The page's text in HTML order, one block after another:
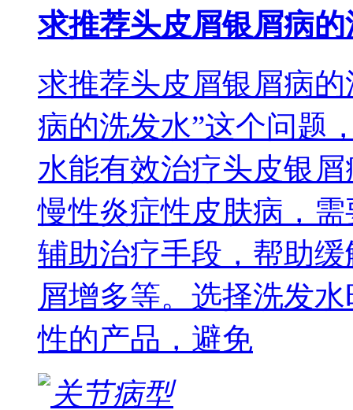
求推荐头皮屑银屑病
求推荐头皮屑银屑病
病的洗发水”这个问题
水能有效治疗头皮银
慢性炎症性皮肤病，
辅助治疗手段，帮助
屑增多等。选择洗发
性的产品，避免